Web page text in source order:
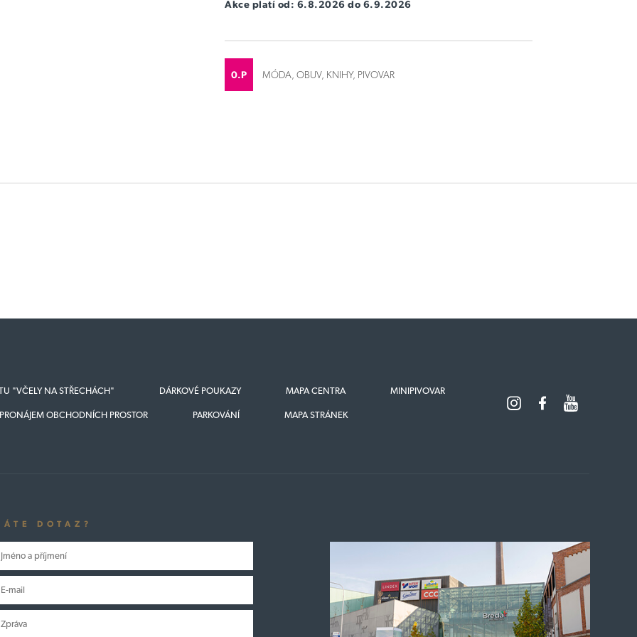
Akce platí od: 6.8.2026 do 6.9.2026
0.P MÓDA, OBUV, KNIHY, PIVOVAR
"VČELY NA STŘECHÁCH" DÁRKOVÉ POUKAZY MAPA CENTRA MINIPIVOVAR
OBCHODNÍCH PROSTOR PARKOVÁNÍ MAPA STRÁNEK
DOTAZ?